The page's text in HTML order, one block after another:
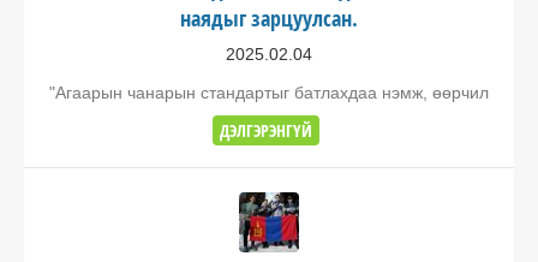
наядыг зарцуулсан.
2025.02.04
"Агаарын чанарын стандартыг батлахдаа нэмж, өөрчил
ДЭЛГЭРЭНГҮЙ